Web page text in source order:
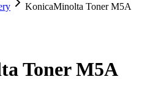
KonicaMinolta Toner M5A
Toner M5A